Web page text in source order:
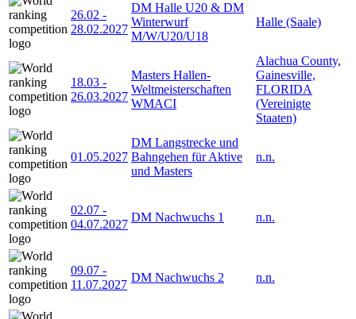
26.02 -
28.02.2027
DM Halle U20 & DM
Winterwurf
M/W/U20/U18
Halle (Saale)
18.03 -
26.03.2027
Masters Hallen-
Weltmeisterschaften
WMACI
Alachua County,
Gainesville,
FLORIDA
(Vereinigte
Staaten)
01.05.2027
DM Langstrecke und
Bahngehen für Aktive
und Masters
n.n.
02.07 -
04.07.2027
DM Nachwuchs 1 n.n.
09.07 -
11.07.2027
DM Nachwuchs 2 n.n.